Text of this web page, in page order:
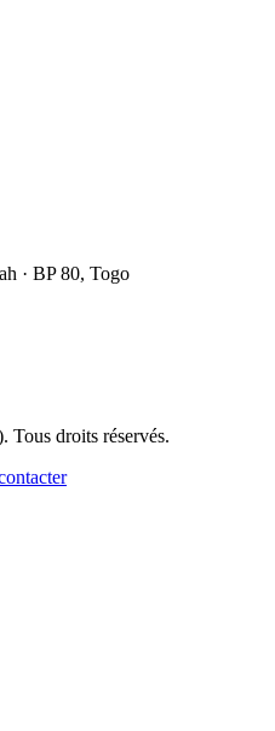
· BP 80, Togo
Tous droits réservés.